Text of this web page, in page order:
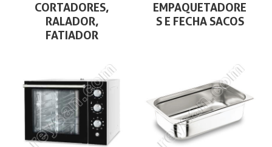
CORTADORES,
RALADOR,
FATIADOR
EMPAQUETADORE
S E FECHA SACOS